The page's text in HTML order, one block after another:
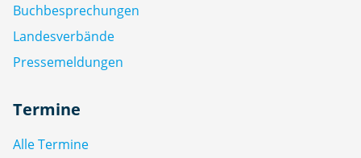
Buchbesprechungen
Landesverbände
Pressemeldungen
Termine
Alle Termine